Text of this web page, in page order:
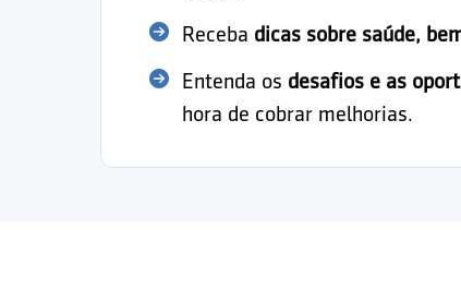
Receba dicas sobre saúde,
Entenda os desafios e as
hora de cobrar melhorias.